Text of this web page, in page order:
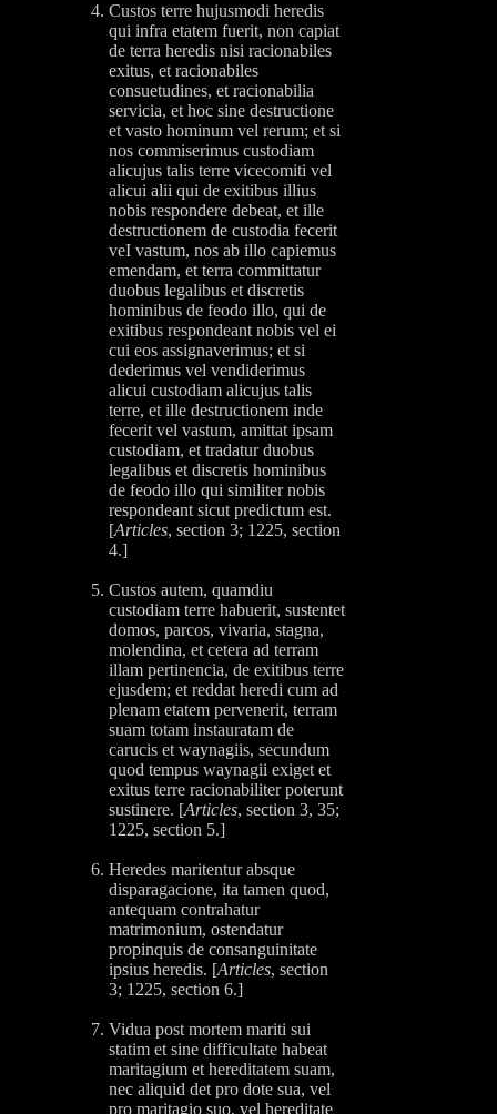
Custos terre hujusmodi heredis
qui infra etatem fuerit, non capiat
de terra heredis nisi racionabiles
exitus, et racionabiles
consuetudines, et racionabilia
servicia, et hoc sine destructione
et vasto hominum vel rerum; et si
nos commiserimus custodiam
alicujus talis terre vicecomiti vel
alicui alii qui de exitibus illius
nobis respondere debeat, et ille
destructionem de custodia fecerit
veI vastum, nos ab illo capiemus
emendam, et terra committatur
duobus legalibus et discretis
hominibus de feodo illo, qui de
exitibus respondeant nobis vel ei
cui eos assignaverimus; et si
dederimus vel vendiderimus
alicui custodiam alicujus talis
terre, et ille destructionem inde
fecerit vel vastum, amittat ipsam
custodiam, et tradatur duobus
legalibus et discretis hominibus
de feodo illo qui similiter nobis
respondeant sicut predictum est.
[Articles, section 3; 1225, section
4.]
Custos autem, quamdiu
custodiam terre habuerit, sustentet
domos, parcos, vivaria, stagna,
molendina, et cetera ad terram
illam pertinencia, de exitibus terre
ejusdem; et reddat heredi cum ad
plenam etatem pervenerit, terram
suam totam instauratam de
carucis et waynagiis, secundum
quod tempus waynagii exiget et
exitus terre racionabiliter poterunt
sustinere. [Articles, section 3, 35;
1225, section 5.]
Heredes maritentur absque
disparagacione, ita tamen quod,
antequam contrahatur
matrimonium, ostendatur
propinquis de consanguinitate
ipsius heredis. [Articles, section
3; 1225, section 6.]
Vidua post mortem mariti sui
statim et sine difficultate habeat
maritagium et hereditatem suam,
nec aliquid det pro dote sua, vel
pro maritagio suo, vel hereditate